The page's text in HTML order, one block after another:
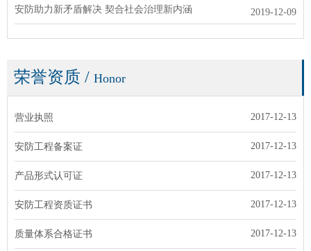
安防助力新矛盾解决 契合社会治理新内涵 2019-12-09
荣誉资质 / Honor
营业执照 2017-12-13
安防工程备案证 2017-12-13
产品形式认可证 2017-12-13
安防工程资质证书 2017-12-13
质量体系合格证书 2017-12-13